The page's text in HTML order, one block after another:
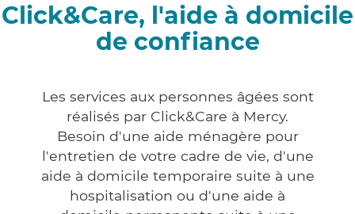
Click&Care, l'aide à domicile
de confiance
Les services aux personnes âgées sont
réalisés par Click&Care à Mercy.
Besoin d'une aide ménagère pour
l'entretien de votre cadre de vie, d'une
aide à domicile temporaire suite à une
hospitalisation ou d'une aide à